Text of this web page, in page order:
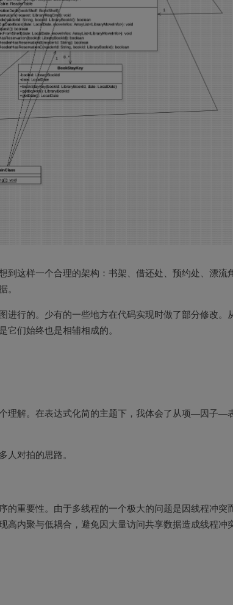
到这样一个合理的架构：书架、借还处、预约处、漂流
。
进行的。少有的一些地方在代码实现时做了部分修改。
它们始终也是相辅相成的。
理解。在表达式化简的主题下，我体会了从项—因子—
人对拍的思路。
的重要性。由于多线程的一个极大的问题是因线程冲突
高内聚与低耦合，避免因大量访问共享数据造成线程冲